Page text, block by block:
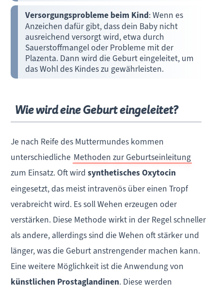
Versorgungsprobleme beim Kind: Wenn es
Anzeichen dafür gibt, dass dein Baby nicht
ausreichend versorgt wird, etwa durch
Sauerstoffmangel oder Probleme mit der
Plazenta. Dann wird die Geburt eingeleitet, um
das Wohl des Kindes zu gewährleisten.
Wie wird eine Geburt eingeleitet?
Je nach Reife des Muttermundes kommen
unterschiedliche Methoden zur Geburtseinleitung
zum Einsatz. Oft wirdsynthetisches Oxytocin
eingesetzt, das meist intravenös über einen Tropf
verabreicht wird. Es soll Wehen erzeugen oder
verstärken. Diese Methode wirkt in der Regel schneller
als andere, allerdings sind die Wehen oft stärker und
länger, was die Geburt anstrengender machen kann.
Eine weitere Möglichkeit ist die Anwendung von
künstlichen Prostaglandinen. Diese werden